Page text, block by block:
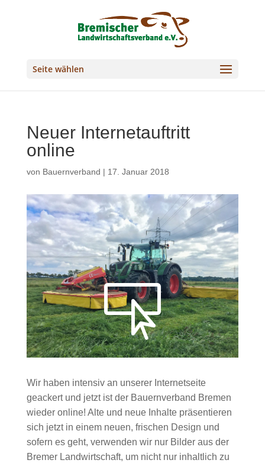
Seite wählen
Neuer Internetauftritt
online
von Bauernverband | 17. Januar 2018

Wir haben intensiv an unserer Internetseite
geackert und jetzt ist der Bauernverband Bremen
wieder online! Alte und neue Inhalte präsentieren
sich jetzt in einem neuen, frischen Design und
sofern es geht, verwenden wir nur Bilder aus der
Bremer Landwirtschaft, um nicht nur inhaltlich zu